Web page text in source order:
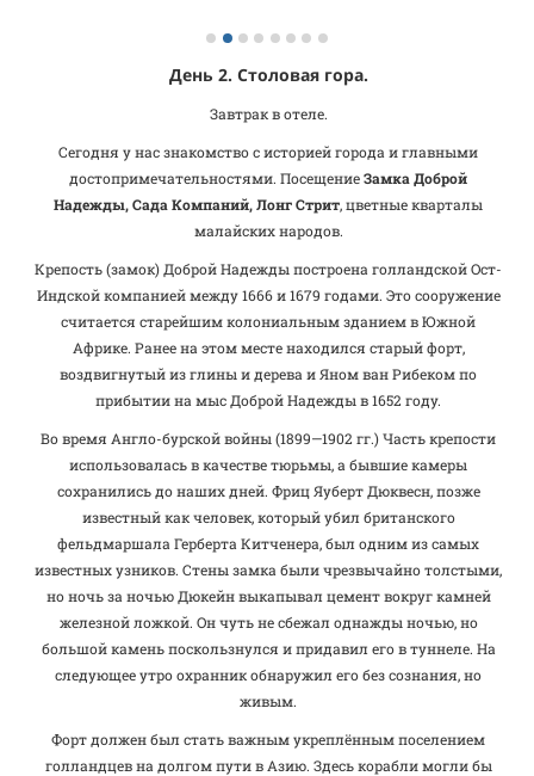
День 2. Столовая гора.
Завтрак в отеле.
Сегодня у нас знакомство с историей города и главными
достопримечательностями. ПосещениеЗамка Доброй
Надежды, Сада Компаний, Лонг Стрит, цветные кварталы
малайских народов.
Крепость (замок) Доброй Надежды построена голландской Ост-
Индской компанией между 1666 и 1679 годами. Это сооружение
считается старейшим колониальным зданием в Южной
Африке. Ранее на этом месте находился старый форт,
воздвигнутый из глины и дерева и Яном ван Рибеком по
прибытии на мыс Доброй Надежды в 1652 году.
Во время Англо-бурской войны (1899—1902 гг.) Часть крепости
использовалась в качестве тюрьмы, а бывшие камеры
сохранились до наших дней. Фриц Яуберт Дюквесн, позже
известный как человек, который убил британского
фельдмаршала Герберта Китченера, был одним из самых
известных узников. Стены замка были чрезвычайно толстыми,
но ночь за ночью Дюкейн выкапывал цемент вокруг камней
железной ложкой. Он чуть не сбежал однажды ночью, но
большой камень поскользнулся и придавил его в туннеле. На
следующее утро охранник обнаружил его без сознания, но
живым.
Форт должен был стать важным укреплённым поселением
голландцев на долгом пути в Азию. Здесь корабли могли бы